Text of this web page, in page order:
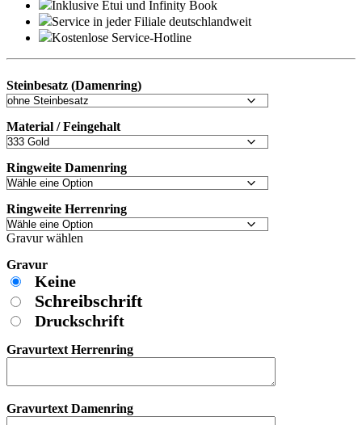
Inklusive Etui und Infinity Book
Service in jeder Filiale deutschlandweit
Kostenlose Service-Hotline
Steinbesatz (Damenring)
Material / Feingehalt
Ringweite Damenring
Ringweite Herrenring
Gravur wählen
Gravur
Keine
Schreibschrift
Druckschrift
Gravurtext Herrenring
Gravurtext Damenring